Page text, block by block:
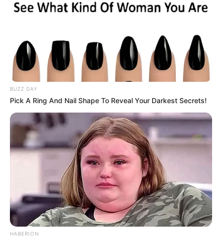
BUZZ DAY
Pick A Ring And Nail Shape To Reveal Your Darkest Secrets!
HABERION